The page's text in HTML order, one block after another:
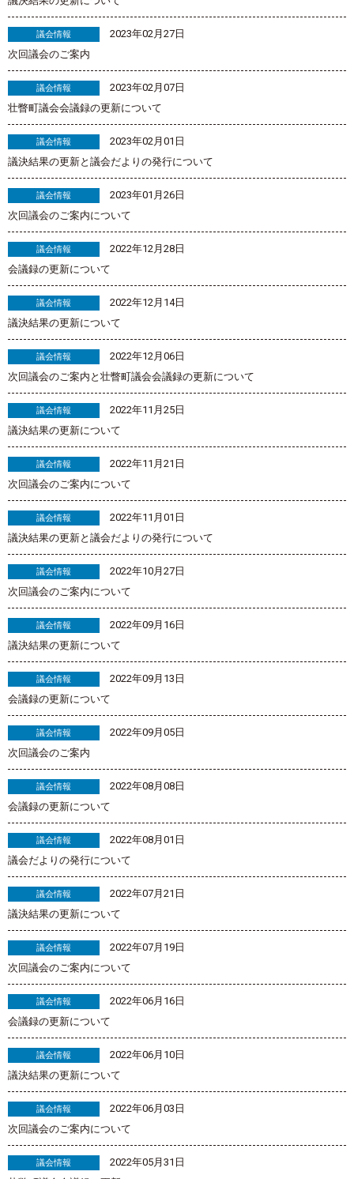
議会情報
2023年02月27日
次回議会のご案内
議会情報
2023年02月07日
壮瞥町議会会議録の更新について
議会情報
2023年02月01日
議決結果の更新と議会だよりの発行について
議会情報
2023年01月26日
次回議会のご案内について
議会情報
2022年12月28日
会議録の更新について
議会情報
2022年12月14日
議決結果の更新について
議会情報
2022年12月06日
次回議会のご案内と壮瞥町議会会議録の更新について
議会情報
2022年11月25日
議決結果の更新について
議会情報
2022年11月21日
次回議会のご案内について
議会情報
2022年11月01日
議決結果の更新と議会だよりの発行について
議会情報
2022年10月27日
次回議会のご案内について
議会情報
2022年09月16日
議決結果の更新について
議会情報
2022年09月13日
会議録の更新について
議会情報
2022年09月05日
次回議会のご案内
議会情報
2022年08月08日
会議録の更新について
議会情報
2022年08月01日
議会だよりの発行について
議会情報
2022年07月21日
議決結果の更新について
議会情報
2022年07月19日
次回議会のご案内について
議会情報
2022年06月16日
会議録の更新について
議会情報
2022年06月10日
議決結果の更新について
議会情報
2022年06月03日
次回議会のご案内について
議会情報
2022年05月31日